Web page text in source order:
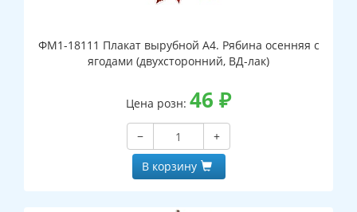
ФМ1-18111 Плакат вырубной А4. Рябина осенняя с
ягодами (двухсторонний, ВД-лак)
Цена розн: 46 ₽
−
+
В корзину